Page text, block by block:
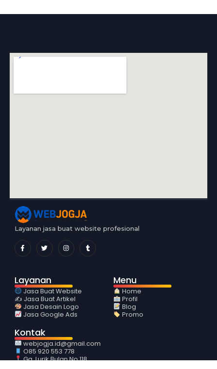
Layanan jasa buat website profesional
Layanan
Jasa Buat Website
✍️ Jasa Buat Artikel
Jasa Desain Logo
Jasa Google Ads
Menu
Home
Profil
Blog
Promo
Kontak
webjogja.id@gmail.com
O85 920 553 778
Gg. Lurik Bulan No 118